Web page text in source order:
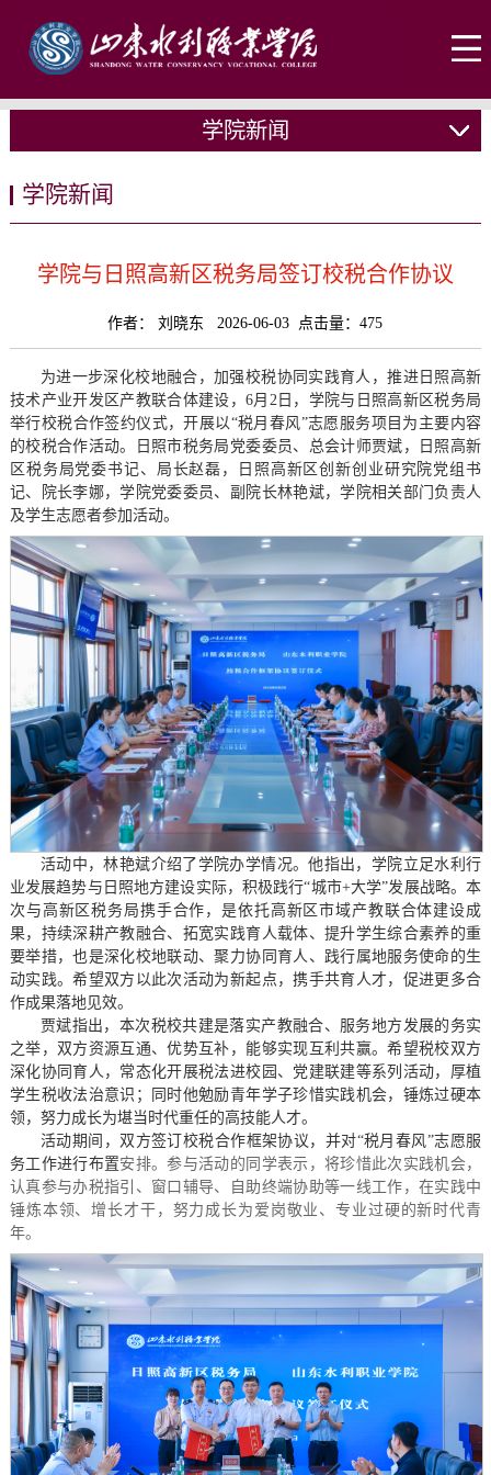
学院新闻
学院新闻
学院与日照高新区税务局签订校税合作协议
作者： 刘晓东 2026-06-03 点击量：475
为进一步深化校地融合，加强校税协同实践育人，推进日照高新
技术产业开发区产教联合体建设，6月2日，学院与日照高新区税务局
举行校税合作签约仪式，开展以“税月春风”志愿服务项目为主要内容
的校税合作活动。日照市税务局党委委员、总会计师贾斌，日照高新
区税务局党委书记、局长赵磊，日照高新区创新创业研究院党组书
记、院长李娜，学院党委委员、副院长林艳斌，学院相关部门负责人
及学生志愿者参加活动。
活动中，林艳斌介绍了学院办学情况。他指出，学院立足水利行
业发展趋势与日照地方建设实际，积极践行“城市+大学”发展战略。本
次与高新区税务局携手合作，是依托高新区市域产教联合体建设成
果，持续深耕产教融合、拓宽实践育人载体、提升学生综合素养的重
要举措，也是深化校地联动、聚力协同育人、践行属地服务使命的生
动实践。希望双方以此次活动为新起点，携手共育人才，促进更多合
作成果落地见效。
贾斌指出，本次税校共建是落实产教融合、服务地方发展的务实
之举，双方资源互通、优势互补，能够实现互利共赢。希望税校双方
深化协同育人，常态化开展税法进校园、党建联建等系列活动，厚植
学生税收法治意识；同时他勉励青年学子珍惜实践机会，锤炼过硬本
领，努力成长为堪当时代重任的高技能人才。
活动期间，双方签订校税合作框架协议，并对“税月春风”志愿服
务工作进行布置安排。参与活动的同学表示，将珍惜此次实践机会，
认真参与办税指引、窗口辅导、自助终端协助等一线工作，在实践中
锤炼本领、增长才干，努力成长为爱岗敬业、专业过硬的新时代青
年。